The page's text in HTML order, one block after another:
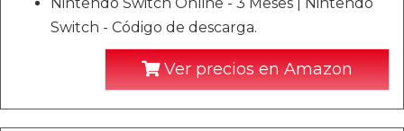
Switch - Código de descarga.
Ver precios en Amazon